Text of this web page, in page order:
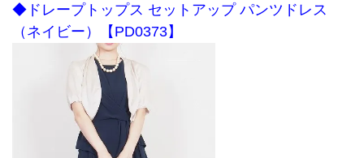
◆ドレープトップス セットアップ パンツドレス
（ネイビー）【PD0373】